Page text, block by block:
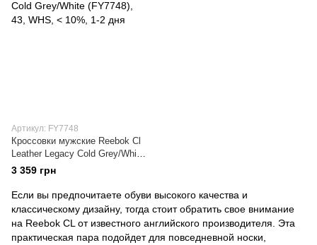
Артикул: FY7748
Кроссовки мужские Reebok Cl
Leather Legacy Cold Grey/White
(FY7748)
3 359 грн
Если вы предпочитаете обуви высокого качества и
классическому дизайну, тогда стоит обратить свое внимание
на Reebok CL от известного английского производителя. Эта
практическая пара подойдет для повседневной носки,